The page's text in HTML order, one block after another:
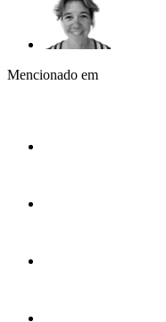
Mencionado em